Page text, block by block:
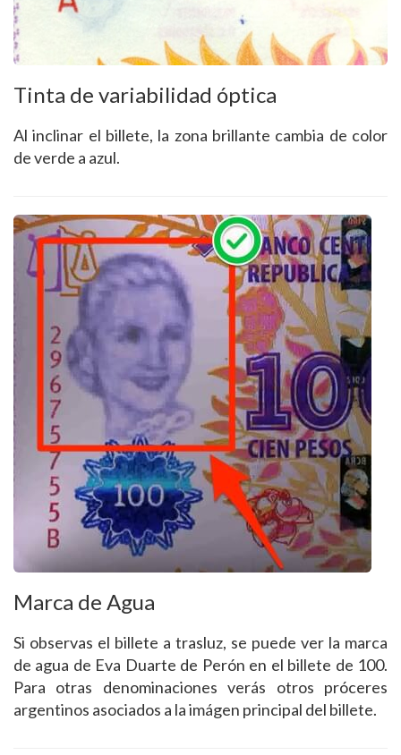
Tinta de variabilidad óptica
Al inclinar el billete, la zona brillante cambia de color
de verde a azul.
Marca de Agua
Si observas el billete a trasluz, se puede ver la marca
de agua de Eva Duarte de Perón en el billete de 100.
Para otras denominaciones verás otros próceres
argentinos asociados a la imágen principal del billete.